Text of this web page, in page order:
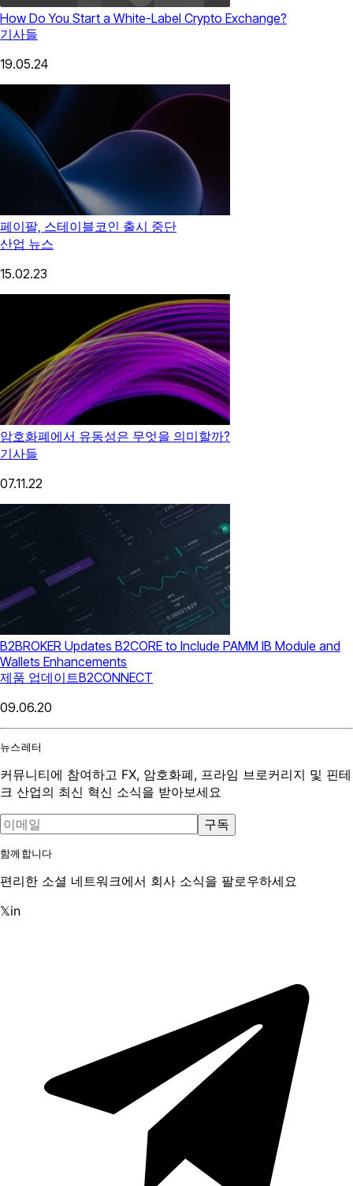
How Do You Start a White-Label Crypto Exchange?
기사들
19.05.24
페이팔, 스테이블코인 출시 중단
산업 뉴스
15.02.23
암호화폐에서 유동성은 무엇을 의미할까?
기사들
07.11.22
B2BROKER Updates B2CORE to Include PAMM IB Module and
Wallets Enhancements
제품 업데이트B2CONNECT
09.06.20
뉴스레터
커뮤니티에 참여하고 FX, 암호화폐, 프라임 브로커리지 및 핀테
크 산업의 최신 혁신 소식을 받아보세요
구독
함께합니다
편리한 소셜 네트워크에서 회사 소식을 팔로우하세요
𝕏in